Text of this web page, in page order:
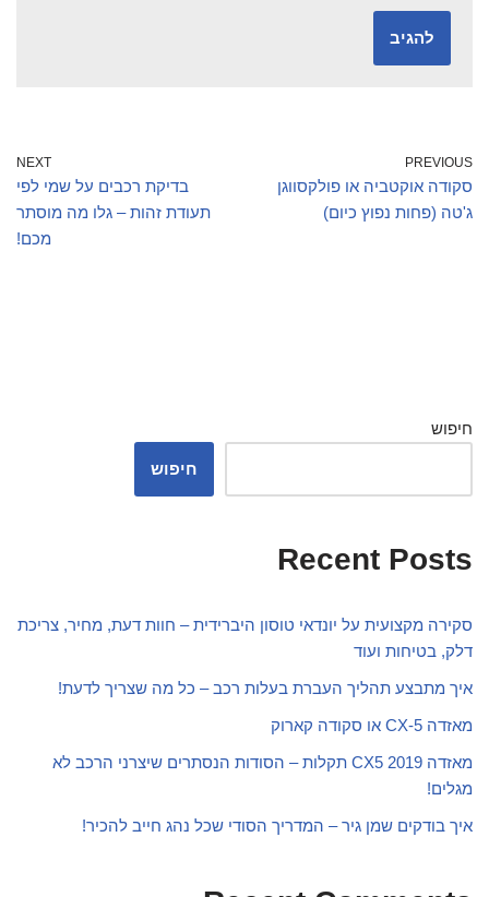
PREVIOUS
סקודה אוקטביה או פולקסווגן
ג'טה (פחות נפוץ כיום)
NEXT
בדיקת רכבים על שמי לפי
תעודת זהות – גלו מה מוסתר
מכם!
חיפוש
חיפוש
Recent Posts
סקירה מקצועית על יונדאי טוסון היברידית – חוות דעת, מחיר, צריכת
דלק, בטיחות ועוד
איך מתבצע תהליך העברת בעלות רכב – כל מה שצריך לדעת!
מאזדה CX-5 או סקודה קארוק
מאזדה CX5 2019 תקלות – הסודות הנסתרים שיצרני הרכב לא
מגלים!
איך בודקים שמן גיר – המדריך הסודי שכל נהג חייב להכיר!